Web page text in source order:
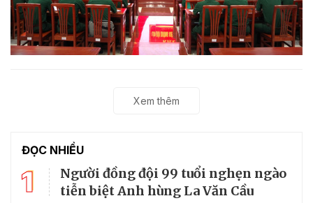
Xem thêm
ĐỌC NHIỀU
1
Người đồng đội 99 tuổi nghẹn ngào
tiễn biệt Anh hùng La Văn Cầu